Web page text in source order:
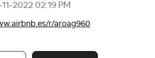
11-2022 02:19 PM
r/aroag960